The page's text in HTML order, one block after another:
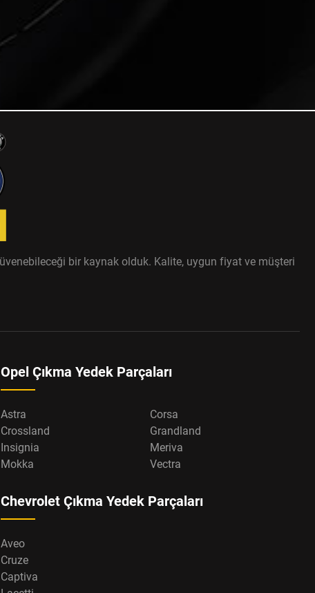
bir kaynak olduk. Kalite, uygun fiyat ve müşteri
Opel Çıkma Yedek Parçaları
Astra
Corsa
Crossland
Grandland
Insignia
Meriva
Mokka
Vectra
Chevrolet Çıkma Yedek Parçaları
Aveo
Cruze
Captiva